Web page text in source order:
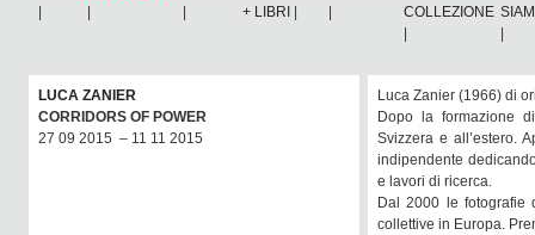
+ LIBRI
COLLEZIONE
LUCA ZANIER
CORRIDORS OF POWER
27 09 2015 – 11 11 2015
Luca Zanier (1966) di
Dopo la formazione
Svizzera e all’estero.
indipendente
e lavori di ricerca.
Dal 2000 le fotografie
collettive in Europa.